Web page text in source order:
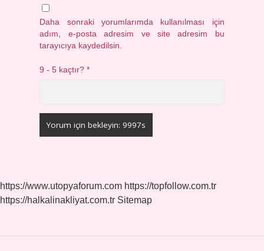
Daha sonraki yorumlarımda kullanılması için
adım, e-posta adresim ve site adresim bu
tarayıcıya kaydedilsin.
9 - 5 kaçtır?*
https://www.utopyaforum.com https://topfollow.com.tr
https://halkalinakliyat.com.tr Sitemap